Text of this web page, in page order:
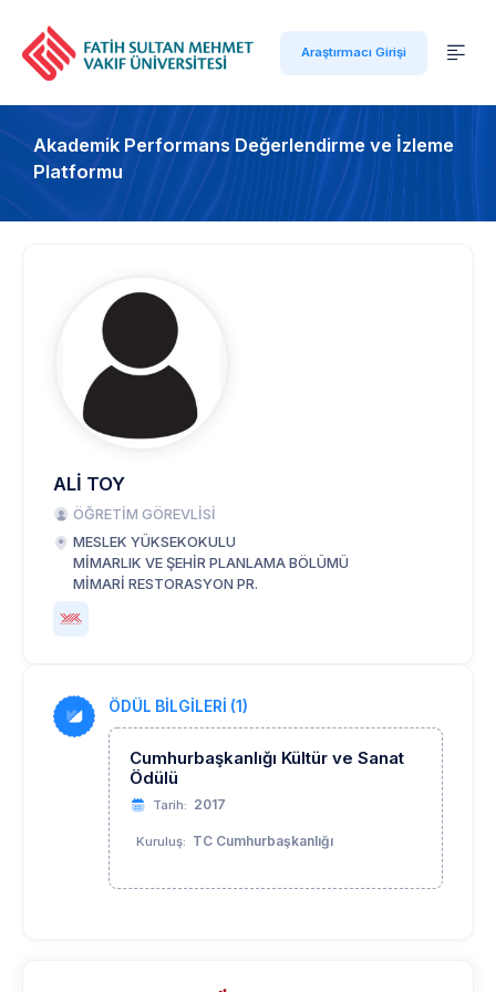
Araştırmacı Girişi
Akademik Performans Değerlendirme ve İzleme
Platformu
ALİ TOY
ÖĞRETİM GÖREVLİSİ
MESLEK YÜKSEKOKULU
MİMARLIK VE ŞEHİR PLANLAMA BÖLÜMÜ
MİMARİ RESTORASYON PR.
ÖDÜL BİLGİLERİ (1)
Cumhurbaşkanlığı Kültür ve Sanat
Ödülü
Tarih: 2017
Kuruluş: TC Cumhurbaşkanlığı